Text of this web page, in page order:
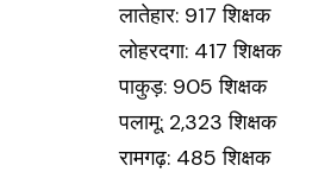
लातेहार: 917 शिक्षक
लोहरदगा: 417 शिक्षक
पाकुड़: 905 शिक्षक
पलामू: 2,323 शिक्षक
रामगढ़: 485 शिक्षक